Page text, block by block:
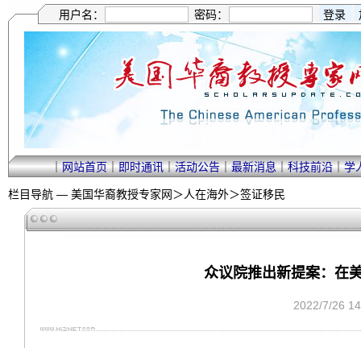
用户名： 密码：
｜网站首页｜即时通讯｜活动公告｜最新消息｜科技前沿｜学
栏目导航 — 美国华裔教授专家网＞人在海外＞签证移民
众议院推出新提案：在
2022/7/26